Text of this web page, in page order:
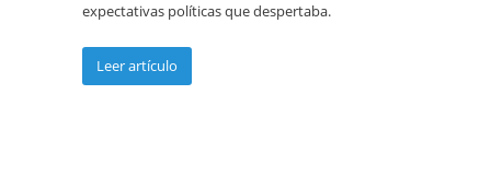
expectativas políticas que despertaba.
Leer artículo